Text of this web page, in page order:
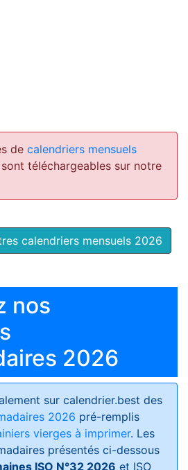
de calendriers mensuels
sont téléchargeables sur notre
calendriers mensuels 2026
nos
2026
sur calendrier.best des
2026 pré-remplis
vierges à imprimer. Les
présentés ci-dessous
ISO N°32 2026 et ISO